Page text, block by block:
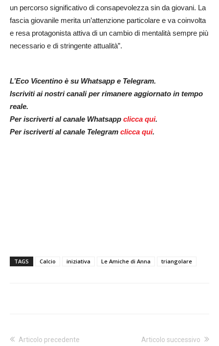
un percorso significativo di consapevolezza sin da giovani. La
fascia giovanile merita un’attenzione particolare e va coinvolta
e resa protagonista attiva di un cambio di mentalità sempre più
necessario e di stringente attualità”.
L’Eco Vicentino è su Whatsapp e Telegram.
Iscriviti ai nostri canali per rimanere aggiornato in tempo
reale.
Per iscriverti al canale Whatsapp clicca qui.
Per iscriverti al canale Telegram clicca qui.
TAGS Calcio iniziativa Le Amiche di Anna triangolare
Articolo precedente Articolo successivo